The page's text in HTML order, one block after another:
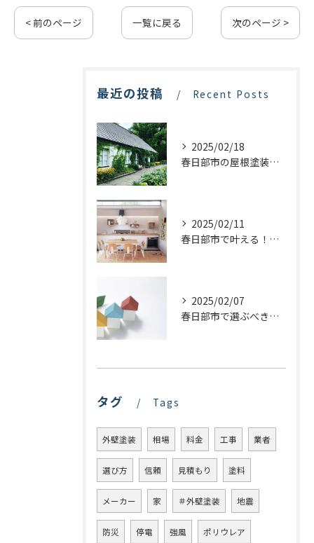
< 前のページ 一覧に戻る 次のページ >
最近の投稿 Recent Posts
2025/02/18
春日部市の屋根塗装：最適な業者選びで価格を抑える方法
2025/02/11
春日部市で叶える！理想のキッチンリフォームを実現するステップ
2025/02/07
春日部市で選ぶべき屋根塗装の種類とは？プロが教える最適な選び方
タグ Tags
外壁塗装 相場 料金 工事 業者
選び方 信頼 見積もり 塗料
メーカー 家 ＃外壁塗装 地震
防災 停電 強風 ポリウレア